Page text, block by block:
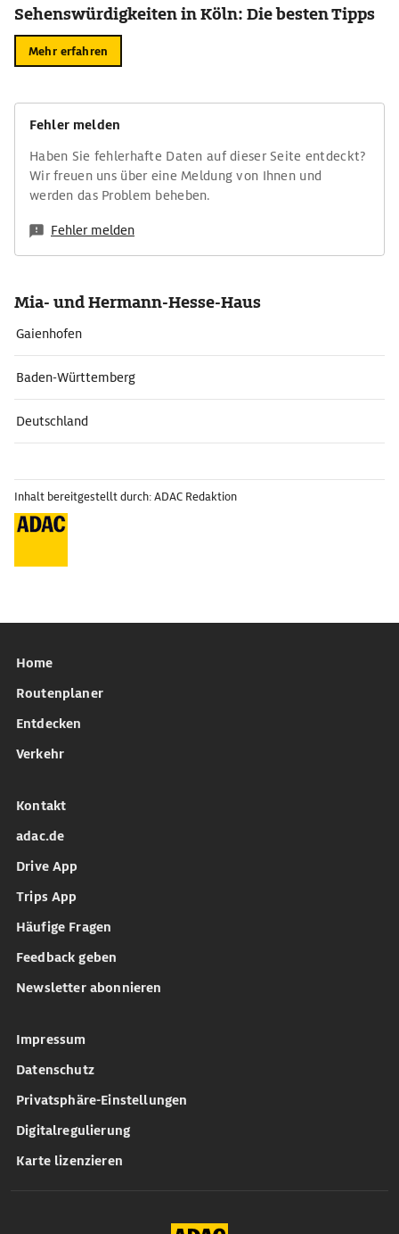
Sehenswürdigkeiten in Köln: Die besten Tipps
Mehr erfahren
Fehler melden
Haben Sie fehlerhafte Daten auf dieser Seite entdeckt?
Wir freuen uns über eine Meldung von Ihnen und
werden das Problem beheben.
Fehler melden
Mia- und Hermann-Hesse-Haus
Gaienhofen
Baden-Württemberg
Deutschland
Inhalt bereitgestellt durch: ADAC Redaktion
Home
Routenplaner
Entdecken
Verkehr
Kontakt
adac.de
Drive App
Trips App
Häufige Fragen
Feedback geben
Newsletter abonnieren
Impressum
Datenschutz
Privatsphäre-Einstellungen
Digitalregulierung
Karte lizenzieren